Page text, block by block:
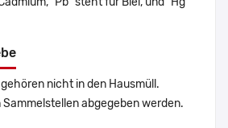
nicht in den Hausmüll.
Sammelstellen abgegeben werden.